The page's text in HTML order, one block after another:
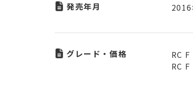
発売年月
グレード・価格
RC
RC